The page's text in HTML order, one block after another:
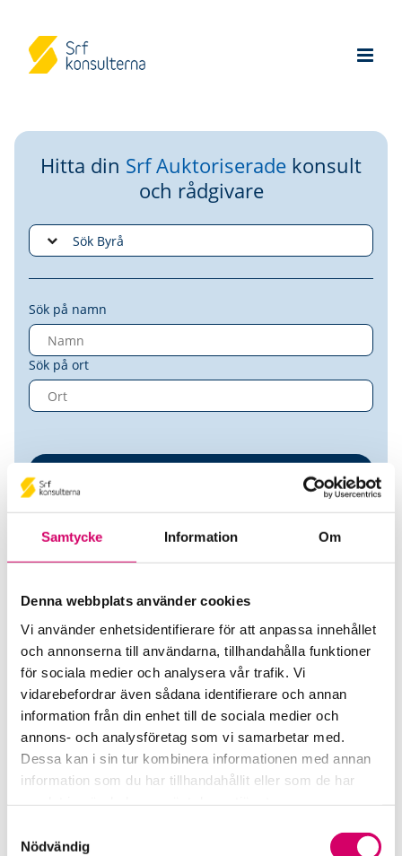
Samtycke Information Om
Denna webbplats använder cookies
Vi använder enhetsidentifierare för att anpassa innehållet
och annonserna till användarna, tillhandahålla funktioner
för sociala medier och analysera vår trafik. Vi
vidarebefordrar även sådana identifierare och annan
information från din enhet till de sociala medier och
annons- och analysföretag som vi samarbetar med.
Dessa kan i sin tur kombinera informationen med annan
information som du har tillhandahållit eller som de har
Nödvändig
Hitta din Srf Auktoriserade konsult
och rådgivare
Sök på namn
Sök på ort
Louton Lön & Redovisning AB
Srf Auktoriserade konsulter
Linda Thunholm
Auktoriserad Redovisningskonsult
Skicka e-post
070-733 41 69
Stockholm